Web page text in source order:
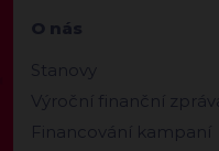
O nás
Stanovy
Výroční finanční zpráva
Financování kampaní